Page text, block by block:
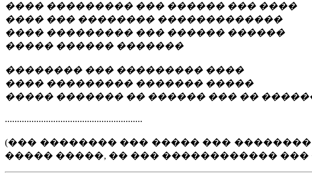
���� ��������� ��� ������ ��� ����
���� ��� �������� �������������
���� ��������� ��� ������ ������
����� ������ �������
�������� ��� ��������� ����
���� ��������� ������� �����
����� ������� �� ������ ��� ��
.........................................................
(��� �������� ��� ����� ���
����� �����, �� ��� ������������